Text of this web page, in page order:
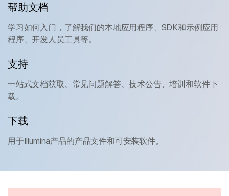
帮助文档
学习如何入门，了解我们的本地应用程序、SDK和示例应用
程序、开发人员工具等。
支持
一站式文档获取、常见问题解答、技术公告、培训和软件下
载。
下载
用于Illumina产品的产品文件和可安装软件。